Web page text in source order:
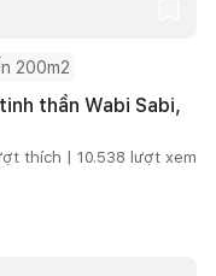
200m2
thần Wabi Sabi,
thích | 10.538 lượt xem